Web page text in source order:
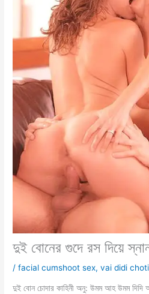
দুই বোনের গুদে রস দিয়ে
/facial cumshoot sex,vai didi
দুই বোন চোদার কাহিনী অনু: উমম আহ উমম